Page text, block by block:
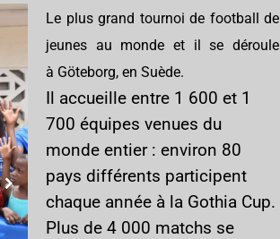
Le plus grand tournoi de football de
jeunes au monde et il se déroule
à Göteborg, en Suède.
Il accueille entre 1 600 et 1
700 équipes venues du
monde entier : environ 80
pays différents participent
chaque année à la Gothia Cup.
Plus de 4 000 matchs se